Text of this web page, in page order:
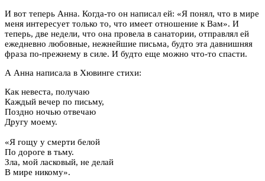
И вот теперь Анна. Когда-то он написал ей: «Я понял, что в мире
меня интересует только то, что имеет отношение к Вам». И
теперь, две недели, что она провела в санатории, отправлял ей
ежедневно любовные, нежнейшие письма, будто эта давнишняя
фраза по-прежнему в силе. И будто еще можно что-то спасти.
А Анна написала в Хювинге стихи:
Как невеста, получаю
Каждый вечер по письму,
Поздно ночью отвечаю
Другу моему.
«Я гощу у смерти белой
По дороге в тьму.
Зла, мой ласковый, не делай
В мире никому».